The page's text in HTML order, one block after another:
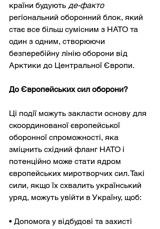
країни будують де-факто
регіональний оборонний блок, який
стає все більш сумісним з НАТО та
один з одним, створюючи
безперебійну лінію оборони від
Арктики до Центральної Європи.
До Європейських сил оборони?
Ці події можуть закласти основу для
скоординованої європейської
оборонної спроможності, яка
зміцнить східний фланг НАТО і
потенційно може стати ядром
європейських миротворчих сил. Такі
сили, якщо їх схвалить український
уряд, можуть увійти в Україну, щоб:
• Допомога у відбудові та захисті